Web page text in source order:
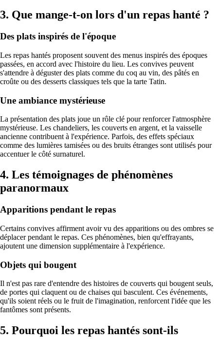
3. Que mange-t-on lors d'un repas hanté ?
Des plats inspirés de l'époque
Les repas hantés proposent souvent des menus inspirés des époques
passées, en accord avec l'histoire du lieu. Les convives peuvent
s'attendre à déguster des plats comme du coq au vin, des pâtés en
croûte ou des desserts classiques tels que la tarte Tatin.
Une ambiance mystérieuse
La présentation des plats joue un rôle clé pour renforcer l'atmosphère
mystérieuse. Les chandeliers, les couverts en argent, et la vaisselle
ancienne contribuent à l'expérience. Parfois, des effets spéciaux
comme des lumières tamisées ou des bruits étranges sont utilisés pour
accentuer le côté surnaturel.
4. Les témoignages de phénomènes
paranormaux
Apparitions pendant le repas
Certains convives affirment avoir vu des apparitions ou des ombres se
déplacer pendant le repas. Ces phénomènes, bien qu'effrayants,
ajoutent une dimension supplémentaire à l'expérience.
Objets qui bougent
Il n'est pas rare d'entendre des histoires de couverts qui bougent seuls,
de portes qui claquent ou de chaises qui basculent. Ces événements,
qu'ils soient réels ou le fruit de l'imagination, renforcent l'idée que les
fantômes sont présents.
5. Pourquoi les repas hantés sont-ils